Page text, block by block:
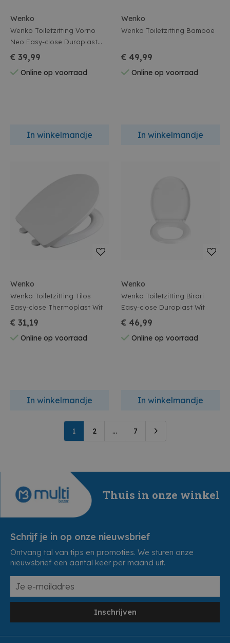
Wenko
Wenko Toiletzitting Vorno
Neo Easy-close Duroplast
Zwart
€ 39,99
Online op voorraad
In winkelmandje
Wenko
Wenko Toiletzitting Bamboe
€ 49,99
Online op voorraad
In winkelmandje
Wenko
Wenko Toiletzitting Tilos
Easy-close Thermoplast Wit
€ 31,19
Online op voorraad
In winkelmandje
Wenko
Wenko Toiletzitting Birori
Easy-close Duroplast Wit
€ 46,99
Online op voorraad
In winkelmandje
1 2 ... 7
Thuis in onze winkel
Schrijf je in op onze nieuwsbrief
Ontvang tal van tips en promoties. We sturen onze
nieuwsbrief een aantal keer per maand uit.
Inschrijven